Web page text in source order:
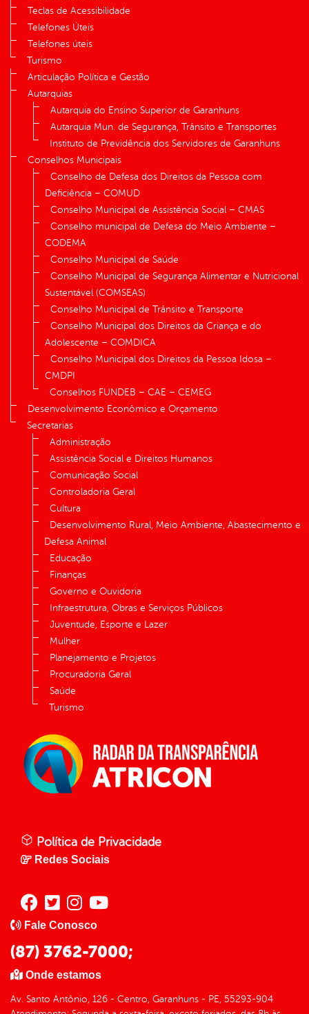
Teclas de Acessibilidade
Telefones Úteis
Telefones úteis
Turismo
Articulação Política e Gestão
Autarquias
Autarquia do Ensino Superior de Garanhuns
Autarquia Mun. de Segurança, Trânsito e Transportes
Instituto de Previdência dos Servidores de Garanhuns
Conselhos Municipais
Conselho de Defesa dos Direitos da Pessoa com
Deficiência – COMUD
Conselho Municipal de Assistência Social – CMAS
Conselho municipal de Defesa do Meio Ambiente –
CODEMA
Conselho Municipal de Saúde
Conselho Municipal de Segurança Alimentar e Nutricional
Sustentável (COMSEAS)
Conselho Municipal de Trânsito e Transporte
Conselho Municipal dos Direitos da Criança e do
Adolescente – COMDICA
Conselho Municipal dos Direitos da Pessoa Idosa –
CMDPI
Conselhos FUNDEB – CAE – CEMEG
Desenvolvimento Econômico e Orçamento
Secretarias
Administração
Assistência Social e Direitos Humanos
Comunicação Social
Controladoria Geral
Cultura
Desenvolvimento Rural, Meio Ambiente, Abastecimento e
Defesa Animal
Educação
Finanças
Governo e Ouvidoria
Infraestrutura, Obras e Serviços Públicos
Juventude, Esporte e Lazer
Mulher
Planejamento e Projetos
Procuradoria Geral
Saúde
Turismo
Política de Privacidade
Redes Sociais
Fale Conosco
(87) 3762-7000;
Onde estamos
Av. Santo Antônio, 126 - Centro, Garanhuns - PE, 55293-904